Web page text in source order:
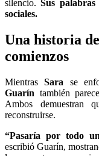
silencio.Sus
sociales.
Una historia
comienzos
Mientras Sara se
Guarín también
Ambos demuestran
reconstruirse.
“Pasaría por todo
escribió Guarín,